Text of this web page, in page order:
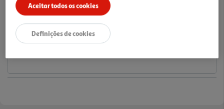
Promoção: de 29/1/2026 a 6/9/2026
Notas de preparação
Aceitar todos os cookies
Definições de cookies